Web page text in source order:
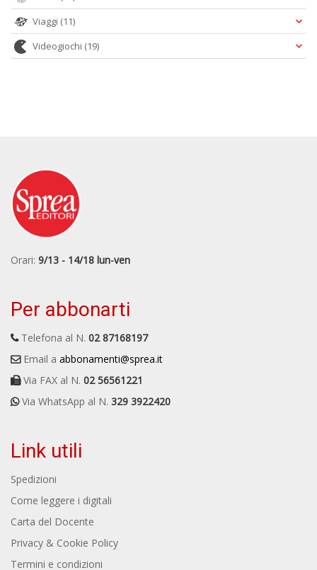
Viaggi (11)
Videogiochi (19)
Orari: 9/13 - 14/18 lun-ven
Per abbonarti
Telefona al N. 02 87168197
Email a abbonamenti@sprea.it
Via FAX al N. 02 56561221
Via WhatsApp al N. 329 3922420
Link utili
Spedizioni
Come leggere i digitali
Carta del Docente
Privacy & Cookie Policy
Termini e condizioni